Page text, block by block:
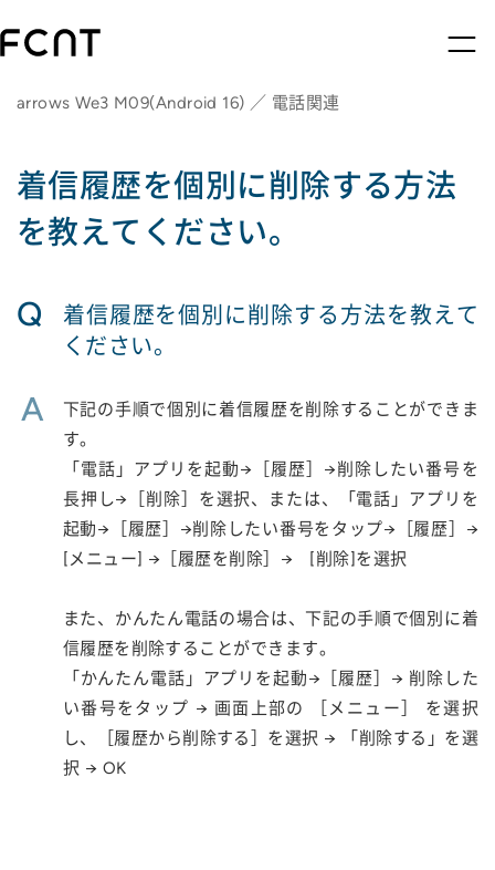
arrows We3 M09(Android 16) ／ 電話関連
着信履歴を個別に削除する方法
を教えてください。
Q
着信履歴を個別に削除する方法を教えて
ください。
A
下記の手順で個別に着信履歴を削除することができま
す。
「電話」アプリを起動→［履歴］→削除したい番号を
長押し→［削除］を選択、または、「電話」アプリを
起動→［履歴］→削除したい番号をタップ→［履歴］→
[メニュー] →［履歴を削除］→ [削除]を選択
また、かんたん電話の場合は、下記の手順で個別に着
信履歴を削除することができます。
「かんたん電話」アプリを起動→［履歴］→ 削除した
い番号をタップ → 画面上部の ［メニュー］ を選択
し、［履歴から削除する］を選択 → 「削除する」を選
択 → OK